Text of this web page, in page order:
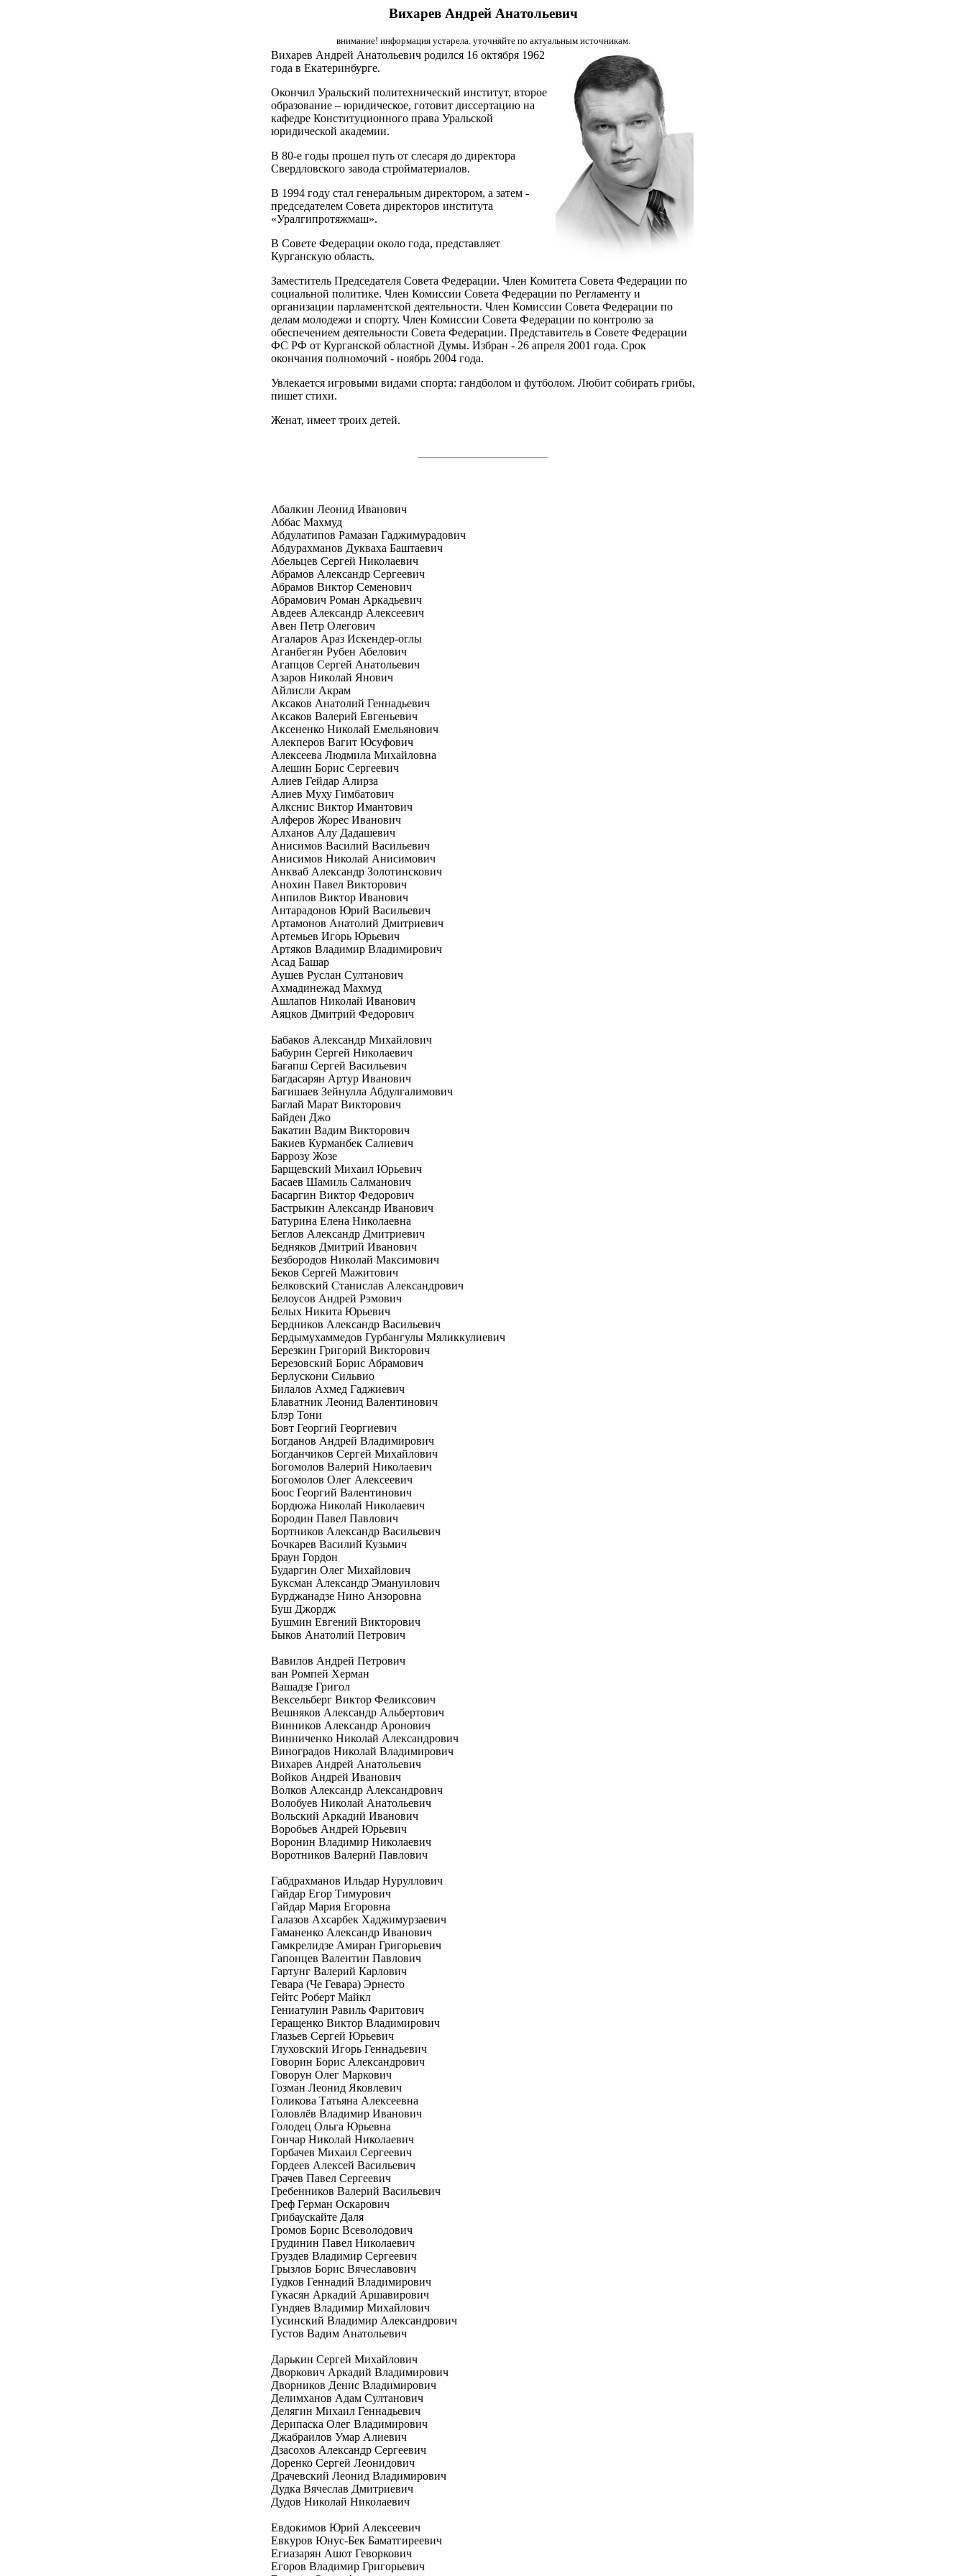
Вихарев Андрей Анатольевич
внимание! информация устарела. уточняйте по актуальным источникам.
Вихарев Андрей Анатольевич родился 16 октября 1962
года в Екатеринбурге.
Окончил Уральский политехнический институт, второе
образование – юридическое, готовит диссертацию на
кафедре Конституционного права Уральской
юридической академии.
В 80-е годы прошел путь от слесаря до директора
Свердловского завода стройматериалов.
В 1994 году стал генеральным директором, а затем -
председателем Совета директоров института
«Уралгипротяжмаш».
В Совете Федерации около года, представляет
Курганскую область.
Заместитель Председателя Совета Федерации. Член Комитета Совета Федерации по
социальной политике. Член Комиссии Совета Федерации по Регламенту и
организации парламентской деятельности. Член Комиссии Совета Федерации по
делам молодежи и спорту. Член Комиссии Совета Федерации по контролю за
обеспечением деятельности Совета Федерации. Представитель в Совете Федерации
ФС РФ от Курганской областной Думы. Избран - 26 апреля 2001 года. Срок
окончания полномочий - ноябрь 2004 года.
Увлекается игровыми видами спорта: гандболом и футболом. Любит собирать грибы,
пишет стихи.
Женат, имеет троих детей.
Абалкин Леонид Иванович
Аббас Махмуд
Абдулатипов Рамазан Гаджимурадович
Абдурахманов Дукваха Баштаевич
Абельцев Сергей Николаевич
Абрамов Александр Сергеевич
Абрамов Виктор Семенович
Абрамович Роман Аркадьевич
Авдеев Александр Алексеевич
Авен Петр Олегович
Агаларов Араз Искендер-оглы
Аганбегян Рубен Абелович
Агапцов Сергей Анатольевич
Азаров Николай Янович
Айлисли Акрам
Аксаков Анатолий Геннадьевич
Аксаков Валерий Евгеньевич
Аксененко Николай Емельянович
Алекперов Вагит Юсуфович
Алексеева Людмила Михайловна
Алешин Борис Сергеевич
Алиев Гейдар Алирза
Алиев Муху Гимбатович
Алкснис Виктор Имантович
Алферов Жорес Иванович
Алханов Алу Дадашевич
Анисимов Василий Васильевич
Анисимов Николай Анисимович
Анкваб Александр Золотинскович
Анохин Павел Викторович
Анпилов Виктор Иванович
Антарадонов Юрий Васильевич
Артамонов Анатолий Дмитриевич
Артемьев Игорь Юрьевич
Артяков Владимир Владимирович
Асад Башар
Аушев Руслан Султанович
Ахмадинежад Махмуд
Ашлапов Николай Иванович
Аяцков Дмитрий Федорович
Бабаков Александр Михайлович
Бабурин Сергей Николаевич
Багапш Сергей Васильевич
Багдасарян Артур Иванович
Багишаев Зейнулла Абдулгалимович
Баглай Марат Викторович
Байден Джо
Бакатин Вадим Викторович
Бакиев Курманбек Салиевич
Баррозу Жозе
Барщевский Михаил Юрьевич
Басаев Шамиль Салманович
Басаргин Виктор Федорович
Бастрыкин Александр Иванович
Батурина Елена Николаевна
Беглов Александр Дмитриевич
Бедняков Дмитрий Иванович
Безбородов Николай Максимович
Беков Сергей Мажитович
Белковский Станислав Александрович
Белоусов Андрей Рэмович
Белых Никита Юрьевич
Бердников Александр Васильевич
Бердымухаммедов Гурбангулы Мяликкулиевич
Березкин Григорий Викторович
Березовский Борис Абрамович
Берлускони Сильвио
Билалов Ахмед Гаджиевич
Блаватник Леонид Валентинович
Блэр Тони
Бовт Георгий Георгиевич
Богданов Андрей Владимирович
Богданчиков Сергей Михайлович
Богомолов Валерий Николаевич
Богомолов Олег Алексеевич
Боос Георгий Валентинович
Бордюжа Николай Николаевич
Бородин Павел Павлович
Бортников Александр Васильевич
Бочкарев Василий Кузьмич
Браун Гордон
Бударгин Олег Михайлович
Буксман Александр Эмануилович
Бурджанадзе Нино Анзоровна
Буш Джордж
Бушмин Евгений Викторович
Быков Анатолий Петрович
Вавилов Андрей Петрович
ван Ромпей Херман
Вашадзе Григол
Вексельберг Виктор Феликсович
Вешняков Александр Альбертович
Винников Александр Аронович
Винниченко Николай Александрович
Виноградов Николай Владимирович
Вихарев Андрей Анатольевич
Войков Андрей Иванович
Волков Александр Александрович
Волобуев Николай Анатольевич
Вольский Аркадий Иванович
Воробьев Андрей Юрьевич
Воронин Владимир Николаевич
Воротников Валерий Павлович
Габдрахманов Ильдар Нуруллович
Гайдар Егор Тимурович
Гайдар Мария Егоровна
Галазов Ахсарбек Хаджимурзаевич
Гаманенко Александр Иванович
Гамкрелидзе Амиран Григорьевич
Гапонцев Валентин Павлович
Гартунг Валерий Карлович
Гевара (Че Гевара) Эрнесто
Гейтс Роберт Майкл
Гениатулин Равиль Фаритович
Геращенко Виктор Владимирович
Глазьев Сергей Юрьевич
Глуховский Игорь Геннадьевич
Говорин Борис Александрович
Говорун Олег Маркович
Гозман Леонид Яковлевич
Голикова Татьяна Алексеевна
Головлёв Владимир Иванович
Голодец Ольга Юрьевна
Гончар Николай Николаевич
Горбачев Михаил Сергеевич
Гордеев Алексей Васильевич
Грачев Павел Сергеевич
Гребенников Валерий Васильевич
Греф Герман Оскарович
Грибаускайте Даля
Громов Борис Всеволодович
Грудинин Павел Николаевич
Груздев Владимир Сергеевич
Грызлов Борис Вячеславович
Гудков Геннадий Владимирович
Гукасян Аркадий Аршавирович
Гундяев Владимир Михайлович
Гусинский Владимир Александрович
Густов Вадим Анатольевич
Дарькин Сергей Михайлович
Дворкович Аркадий Владимирович
Дворников Денис Владимирович
Делимханов Адам Султанович
Делягин Михаил Геннадьевич
Дерипаска Олег Владимирович
Джабраилов Умар Алиевич
Дзасохов Александр Сергеевич
Доренко Сергей Леонидович
Драчевский Леонид Владимирович
Дудка Вячеслав Дмитриевич
Дудов Николай Николаевич
Евдокимов Юрий Алексеевич
Евкуров Юнус-Бек Баматгиреевич
Егиазарян Ашот Геворкович
Егоров Владимир Григорьевич